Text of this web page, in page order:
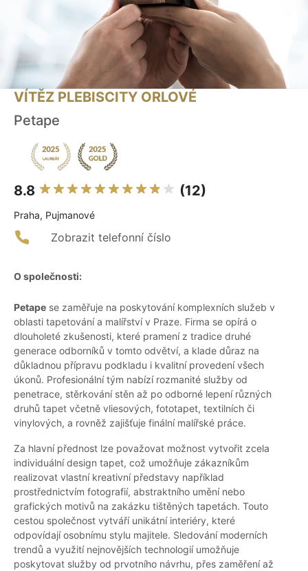
VÍTĚZ PLEBISCITY ORLOVÉ
Petape
8.8 (12)
Praha, Pujmanové
Zobrazit telefonní číslo
O společnosti:
Petape se zaměřuje na poskytování komplexních služeb v
oblasti tapetování a malířství v Praze. Firma se opírá o
dlouholeté zkušenosti, které pramení z tradice druhé
generace odborníků v tomto odvětví, a klade důraz na
důkladnou přípravu podkladu i kvalitní provedení všech
úkonů. Profesionální tým nabízí rozmanité služby od
penetrace, stěrkování stěn až po odborné lepení různých
druhů tapet včetně vliesových, fototapet, textilních či
vinylových, a rovněž zajišťuje finální malířské práce.
Za hlavní přednost lze považovat možnost vytvořit zcela
individuální design tapet, což umožňuje zákazníkům
realizovat vlastní kreativní představy například
prostřednictvím fotografií, abstraktního umění nebo
grafických motivů na zakázku tištěných tapetách. Touto
cestou společnost vytváří unikátní interiéry, které
odpovídají osobnímu stylu majitele. Sledování moderních
trendů a využití nejnovějších technologií umožňuje
poskytovat služby od prvotního návrhu, přes zaměření až